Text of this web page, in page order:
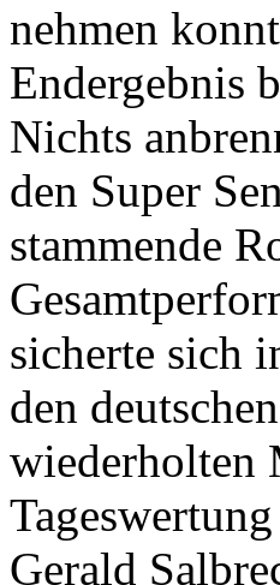
nehmen
Endergebnis
Nichts
den Super
stammende
sicherte sich
den
wiederholten
Gerald